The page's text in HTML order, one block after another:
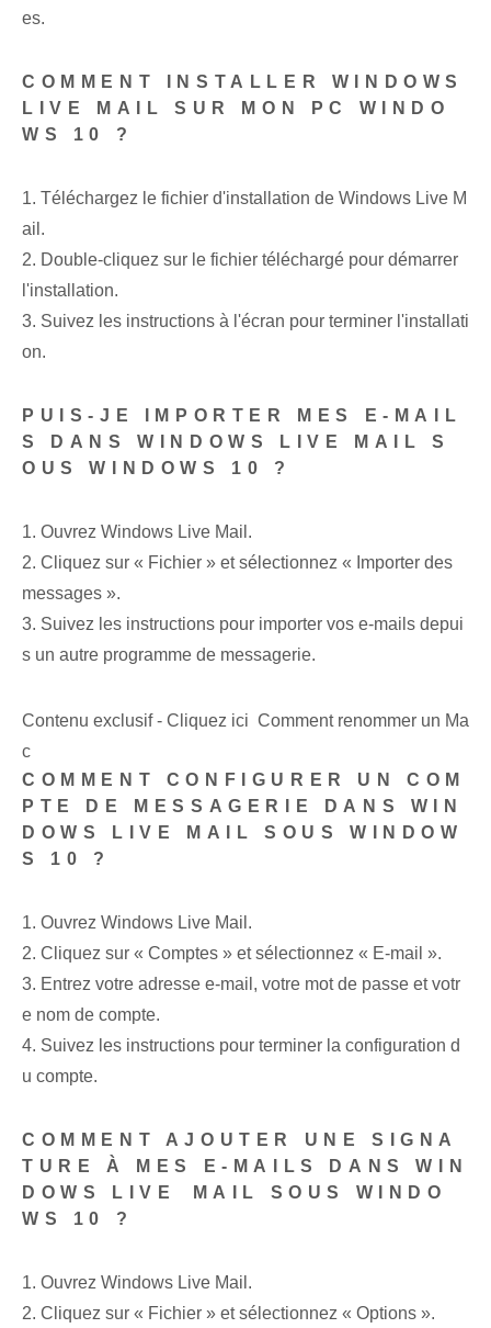
es.
COMMENT INSTALLER WINDOWS
LIVE MAIL SUR MON PC WINDO
WS 10 ?
1. ⁤Téléchargez le fichier d'installation de Windows Live M
ail.
2. Double-cliquez⁢ sur le fichier téléchargé pour démarrer
l'installation.
3. Suivez les instructions à l'écran pour terminer l'installati
on.
PUIS-JE IMPORTER MES E-MAIL
S DANS WINDOWS LIVE‌ MAIL S
OUS WINDOWS 10 ?
1. Ouvrez Windows Live Mail.
2.⁣ Cliquez sur « Fichier » et sélectionnez « Importer des
messages ».
3. Suivez les instructions pour importer vos e-mails depui
s un autre programme de messagerie.
Contenu exclusif - Cliquez ici Comment renommer un Ma
c
COMMENT CONFIGURER UN COM
PTE DE MESSAGERIE DANS WIN
DOWS LIVE MAIL SOUS WINDOW
S 10 ?
1.⁢ Ouvrez Windows ‌Live Mail.
2. Cliquez sur « Comptes » et sélectionnez « E-mail ».
3. Entrez votre adresse e-mail, votre mot de passe et votr
e nom de compte.
4. Suivez les instructions pour terminer la configuration d
u compte.
COMMENT AJOUTER UNE SIGNA
TURE​ À MES E-MAILS DANS WIN
DOWS LIVE⁢ MAIL SOUS WINDO
WS 10 ?
1.‍ Ouvrez Windows Live Mail.
2.⁢ Cliquez sur « Fichier » et sélectionnez « Options ».